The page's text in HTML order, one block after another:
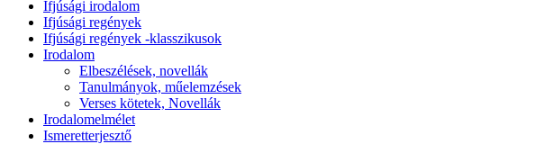
Ifjúsági irodalom
Ifjúsági regények
Ifjúsági regények -klasszikusok
Irodalom
Elbeszélések, novellák
Tanulmányok, műelemzések
Verses kötetek, Novellák
Irodalomelmélet
Ismeretterjesztő